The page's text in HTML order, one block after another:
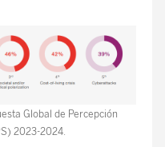
Global de Percepción
2023-2024.